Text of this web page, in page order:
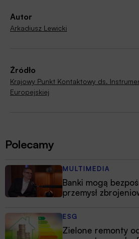
Autor
Arkadiusz Lewicki
Źródło
Krajowy Punkt Kontaktowy ds.
Europejskiej
Polecamy
MULTIMEDIA
Banki mogą
przemysł
ESG
Zielone remonty